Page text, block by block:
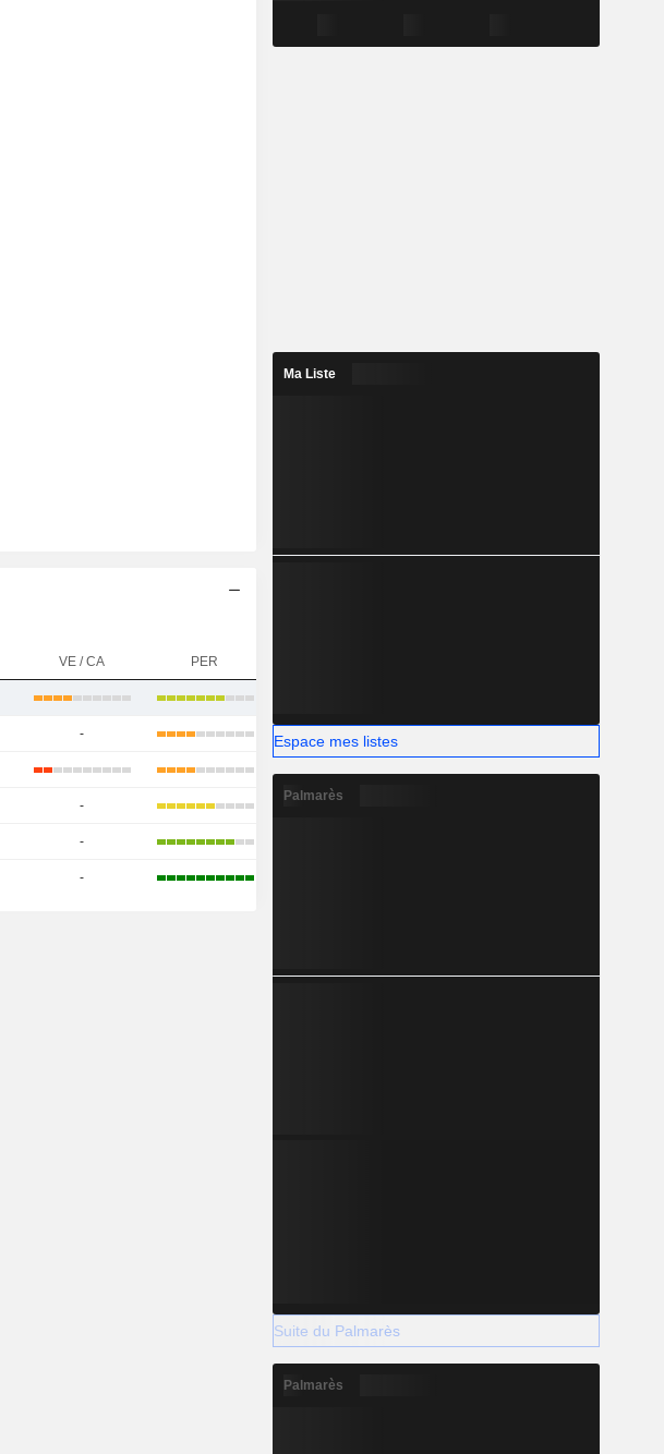
VE / CA PER
-
-
-
-
Ma Liste
Espace mes listes
Palmarès
Suite du Palmarès
Palmarès